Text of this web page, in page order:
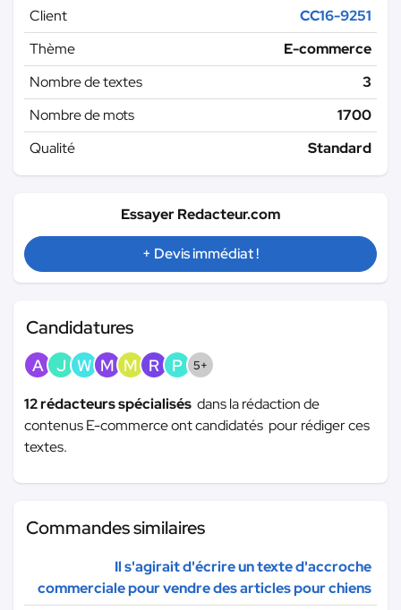
Client
CC16-9251
Thème
E-commerce
Nombre de textes
3
Nombre de mots
1700
Qualité
Standard
Essayer Redacteur.com
+ Devis immédiat !
Candidatures
A J W M M R P 5+
12 rédacteurs spécialisés dans la rédaction de
contenus E-commerce ont candidatés pour rédiger ces
textes.
Commandes similaires
Il s'agirait d'écrire un texte d'accroche
commerciale pour vendre des articles pour chiens